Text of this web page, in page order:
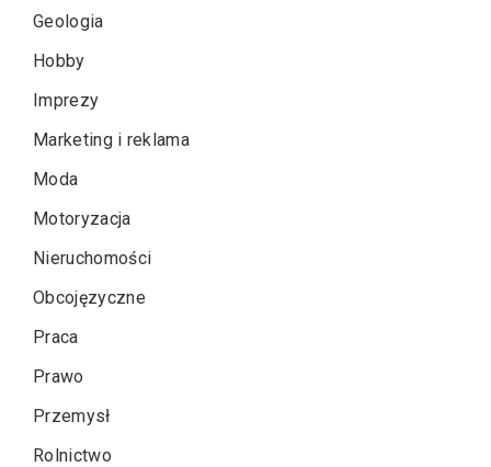
Geologia
Hobby
Imprezy
Marketing i reklama
Moda
Motoryzacja
Nieruchomości
Obcojęzyczne
Praca
Prawo
Przemysł
Rolnictwo